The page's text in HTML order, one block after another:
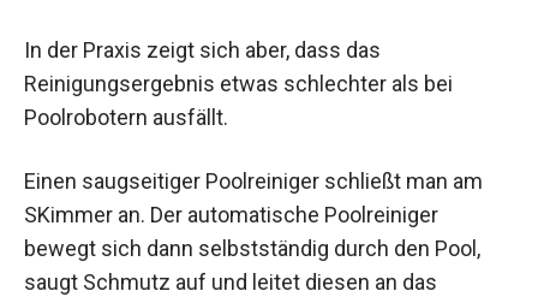
In der Praxis zeigt sich aber, dass das
Reinigungsergebnis etwas schlechter als bei
Poolrobotern ausfällt.
Einen saugseitiger Poolreiniger schließt man am
SKimmer an. Der automatische Poolreiniger
bewegt sich dann selbstständig durch den Pool,
saugt Schmutz auf und leitet diesen an das